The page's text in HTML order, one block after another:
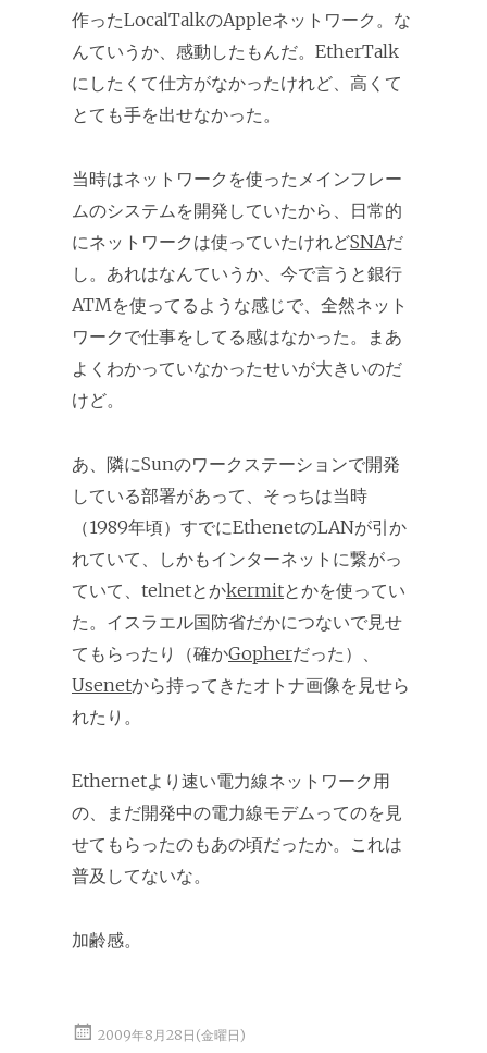
作ったLocalTalkのAppleネットワーク。な
んていうか、感動したもんだ。EtherTalk
にしたくて仕方がなかったけれど、高くて
とても手を出せなかった。
当時はネットワークを使ったメインフレー
ムのシステムを開発していたから、日常的
にネットワークは使っていたけれどSNAだ
し。あれはなんていうか、今で言うと銀行
ATMを使ってるような感じで、全然ネット
ワークで仕事をしてる感はなかった。まあ
よくわかっていなかったせいが大きいのだ
けど。
あ、隣にSunのワークステーションで開発
している部署があって、そっちは当時
（1989年頃）すでにEthenetのLANが引か
れていて、しかもインターネットに繋がっ
ていて、telnetとかkermitとかを使ってい
た。イスラエル国防省だかにつないで見せ
てもらったり（確かGopherだった）、
Usenetから持ってきたオトナ画像を見せら
れたり。
Ethernetより速い電力線ネットワーク用
の、まだ開発中の電力線モデムってのを見
せてもらったのもあの頃だったか。これは
普及してないな。
加齢感。
2009年8月28日(金曜日)